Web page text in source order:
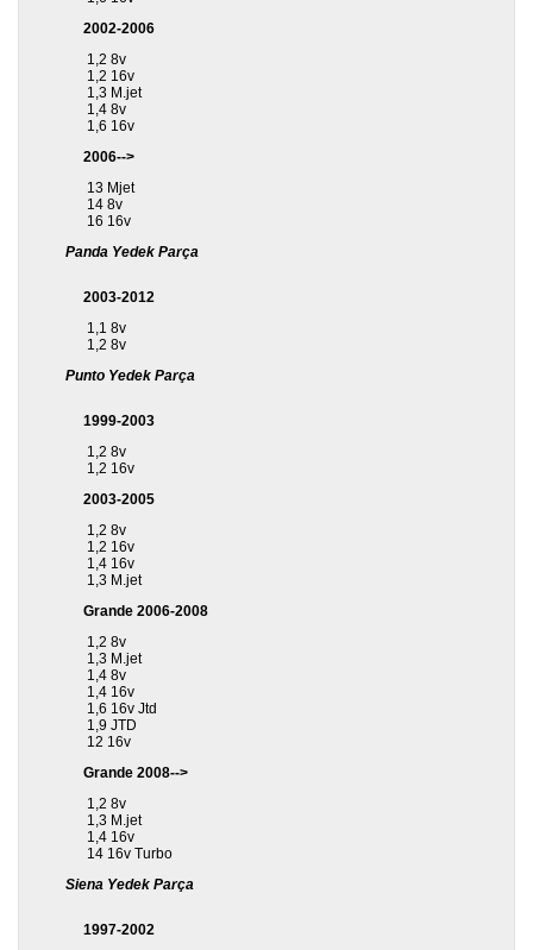
2002-2006
1,2 8v
1,2 16v
1,3 M.jet
1,4 8v
1,6 16v
2006-->
13 Mjet
14 8v
16 16v
Panda Yedek Parça
2003-2012
1,1 8v
1,2 8v
Punto Yedek Parça
1999-2003
1,2 8v
1,2 16v
2003-2005
1,2 8v
1,2 16v
1,4 16v
1,3 M.jet
Grande 2006-2008
1,2 8v
1,3 M.jet
1,4 8v
1,4 16v
1,6 16v Jtd
1,9 JTD
12 16v
Grande 2008-->
1,2 8v
1,3 M.jet
1,4 16v
14 16v Turbo
Siena Yedek Parça
1997-2002